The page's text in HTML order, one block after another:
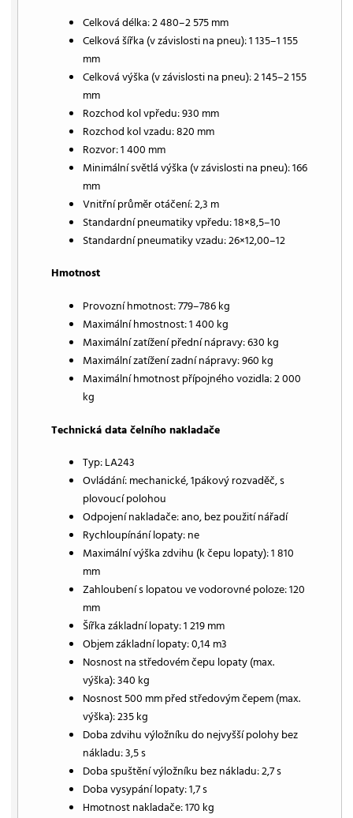
Celková délka: 2 480–2 575 mm
Celková šířka (v závislosti na pneu): 1 135–1 155
mm
Celková výška (v závislosti na pneu): 2 145–2 155
mm
Rozchod kol vpředu: 930 mm
Rozchod kol vzadu: 820 mm
Rozvor: 1 400 mm
Minimální světlá výška (v závislosti na pneu): 166
mm
Vnitřní průměr otáčení: 2,3 m
Standardní pneumatiky vpředu: 18×8,5–10
Standardní pneumatiky vzadu: 26×12,00–12
Hmotnost
Provozní hmotnost: 779–786 kg
Maximální hmostnost: 1 400 kg
Maximální zatížení přední nápravy: 630 kg
Maximální zatížení zadní nápravy: 960 kg
Maximální hmotnost přípojného vozidla: 2 000
kg
Technická data čelního nakladače
Typ: LA243
Ovládání: mechanické, 1pákový rozvaděč, s
plovoucí polohou
Odpojení nakladače: ano, bez použití nářadí
Rychloupínání lopaty: ne
Maximální výška zdvihu (k čepu lopaty): 1 810
mm
Zahloubení s lopatou ve vodorovné poloze: 120
mm
Šířka základní lopaty: 1 219 mm
Objem základní lopaty: 0,14 m3
Nosnost na středovém čepu lopaty (max.
výška): 340 kg
Nosnost 500 mm před středovým čepem (max.
výška): 235 kg
Doba zdvihu výložníku do nejvyšší polohy bez
nákladu: 3,5 s
Doba spuštění výložníku bez nákladu: 2,7 s
Doba vysypání lopaty: 1,7 s
Hmotnost nakladače: 170 kg